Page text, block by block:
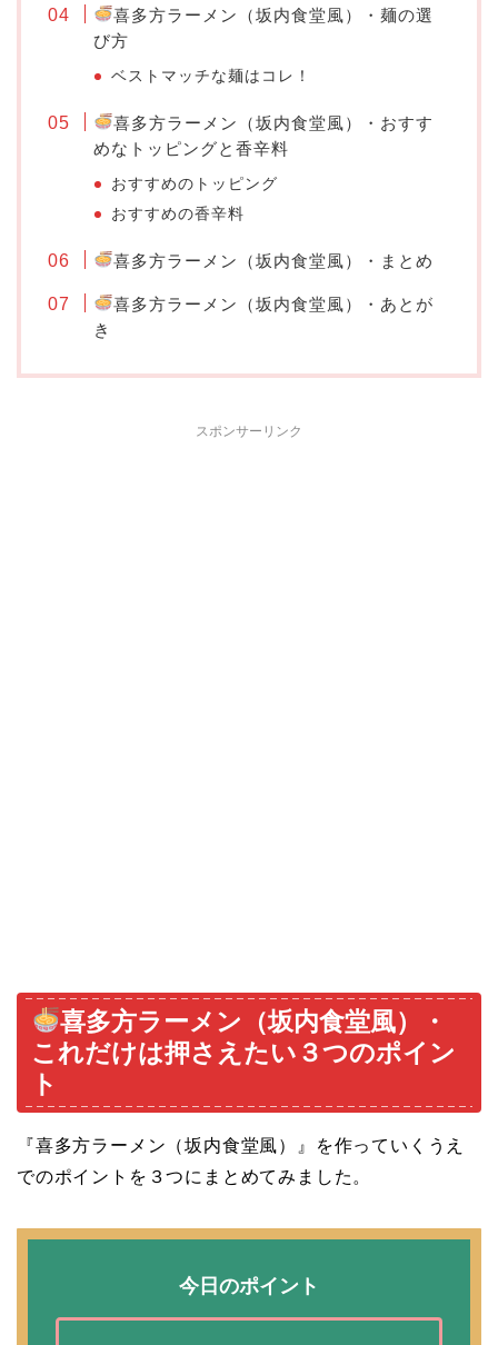
喜多方ラーメン（坂内食堂風）・麺の選
び方
ベストマッチな麺はコレ！
喜多方ラーメン（坂内食堂風）・おすす
めなトッピングと香辛料
おすすめのトッピング
おすすめの香辛料
喜多方ラーメン（坂内食堂風）・まとめ
喜多方ラーメン（坂内食堂風）・あとが
き
スポンサーリンク
喜多方ラーメン（坂内食堂風）・
これだけは押さえたい３つのポイン
ト
『喜多方ラーメン（坂内食堂風）』を作っていくうえ
でのポイントを３つにまとめてみました。
今日のポイント